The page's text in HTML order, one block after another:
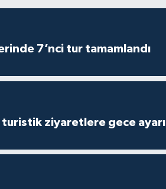
7’nci tur tamamlandı
turistik ziyaretlere gece ayarı